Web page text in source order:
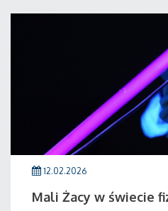
12.02.2026
Mali Żacy w świecie